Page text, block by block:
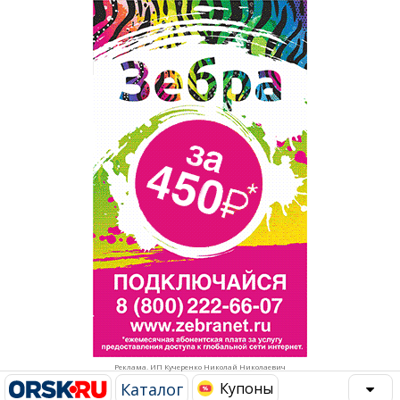
Реклама. ИП Кучеренко Николай Николаевич
Каталог Купоны
Строительство и ремонт
Авто и мото
Рестораны, кафе, бары
Развлечения и отдых
Спорт Фитнес
Недвижимость
Красота Косметология
Телекоммуникации и связь
Торговля
Бизнес и финансы
Юристы, Экспертиза, Страхование
Ремонт
Социальные организации
Это интересно
Администрация
Популярное →
Строительство и ремонт